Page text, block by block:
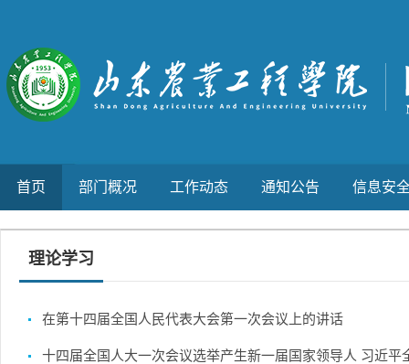
首页 部门概况 工作动态 通知公告 信息安
理论学习
在第十四届全国人民代表大会第一次会议上的讲话
十四届全国人大一次会议选举产生新一届国家领导人 习近